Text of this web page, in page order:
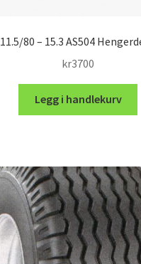
11.5/80 – 15.3 AS504
kr3700
Legg i handlekurv